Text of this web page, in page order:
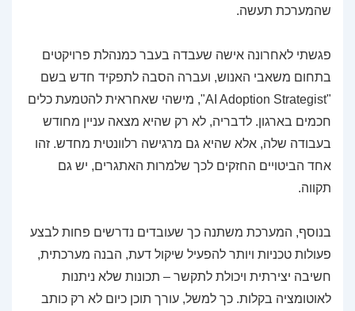
שהמערכת תעשה.
פגשתי לאחרונה אישה שעבדה בעבר כמנהלת פרויקטים
בתחום משאבי האנוש, ועברה הסבה לתפקיד חדש בשם
"AI Adoption Strategist", מישהי שאחראית להטמעת כלים
חכמים בארגון. לדבריה, לא רק שהיא מצאה עניין מחודש
בעבודה שלה, אלא שהיא גם מרגישה רלוונטית מחדש. זהו
אחד הביטויים החזקים לכך שלמרות האתגרים, יש גם
תקווה.
בנוסף, המערכת משתנה כך שעובדים נדרשים פחות לבצע
פעולות טכניות ויותר להפעיל שיקול דעת, הבנה מערכתית,
חשיבה יצירתית ויכולת לתקשר – תכונות שלא ניתנות
לאוטומציה בקלות. כך למשל, עורך תוכן כיום לא רק כותב